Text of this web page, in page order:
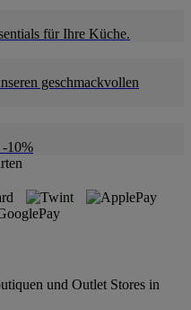
für Ihre Küche.
geschmackvollen
-10%
und Outlet Stores in